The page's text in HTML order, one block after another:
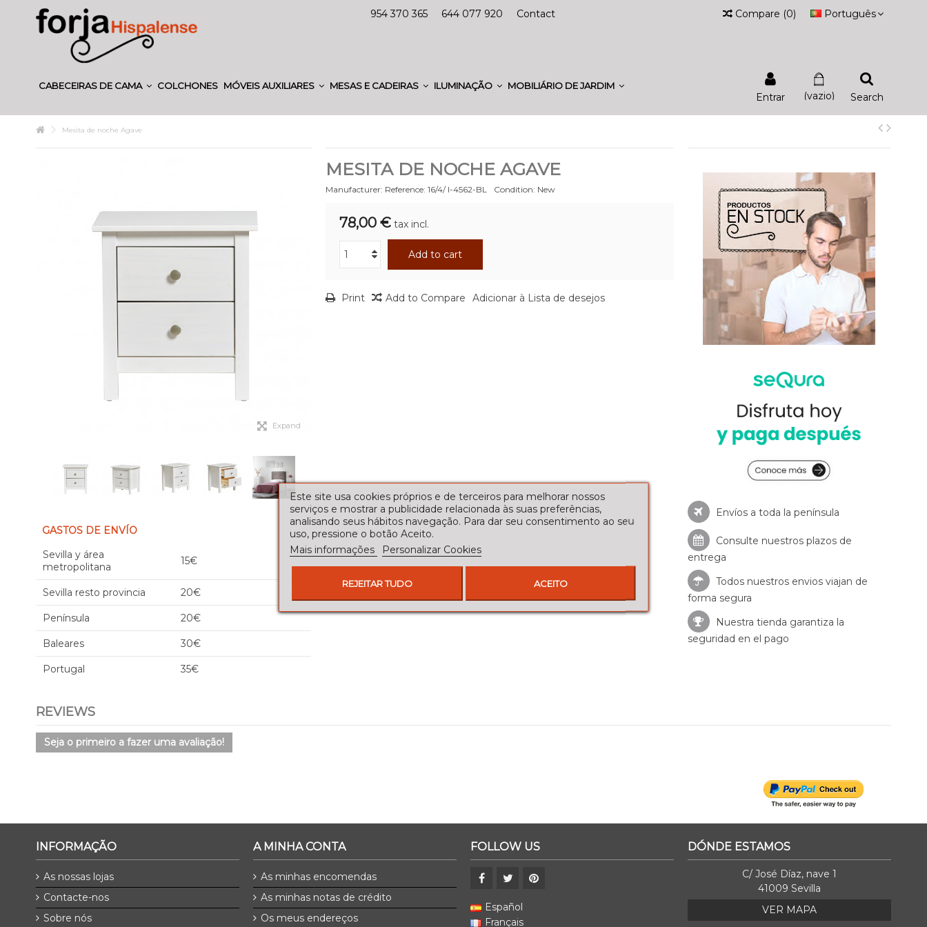
954 370 365 644 077 920 Contact Português
Compare (0)
CABECEIRAS DE CAMA COLCHONES MÓVEIS AUXILIARES MESAS E CADEIRAS ILUMINAÇÃO MOBILIÁRIO DE JARDIM
Search
(vazio)
Entrar
Mesita de noche Agave
Expand
GASTOS DE ENVÍO
Sevilla y área
metropolitana
15€
Sevilla resto provincia 20€
Península 20€
Baleares 30€
Portugal 35€
MESITA DE NOCHE AGAVE
Manufacturer: Reference: 16/4/ I-4562-BL Condition: New
78,00 € tax incl.
Add to cart
Print Add to Compare Adicionar à Lista de desejos
Envíos a toda la península
Consulte nuestros plazos de
entrega
Todos nuestros envios viajan de
forma segura
Nuestra tienda garantiza la
seguridad en el pago
REVIEWS
Seja o primeiro a fazer uma avaliação!
INFORMAÇÃO
As nossas lojas
Contacte-nos
Sobre nós
A MINHA CONTA
As minhas encomendas
As minhas notas de crédito
Os meus endereços
FOLLOW US
Español
Français
DÓNDE ESTAMOS
C/ José Díaz, nave 1
41009 Sevilla
VER MAPA
Este site usa cookies próprios e de terceiros para melhorar nossos
serviços e mostrar a publicidade relacionada às suas preferências,
analisando seus hábitos navegação. Para dar seu consentimento ao seu
uso, pressione o botão Aceito.
Mais informações
Personalizar Cookies
REJEITAR TUDO ACEITO